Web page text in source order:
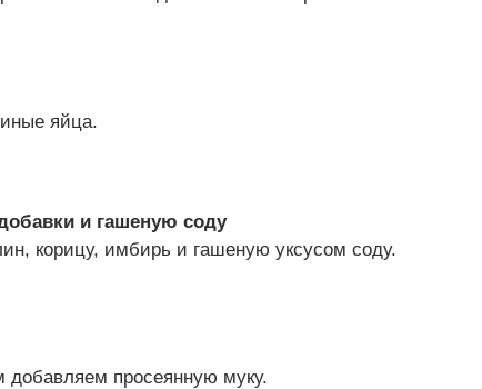
яйца.
и гашеную соду
корицу, имбирь и гашеную уксусом соду.
добавляем просеянную муку.